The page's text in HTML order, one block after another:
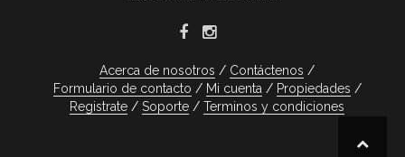
Acerca de nosotros
Contáctenos
Formulario de contacto
Mi cuenta
Propiedades
Registrate
Soporte Terminos y condiciones